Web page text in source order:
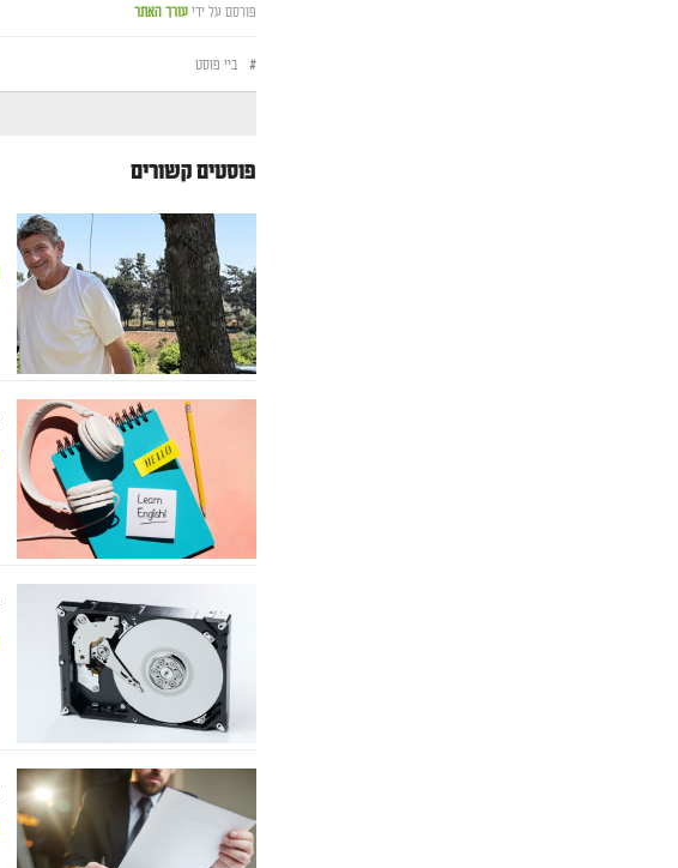
פורסם על ידי עורך האתר
# ביי פוסט
פוסטים קשורים